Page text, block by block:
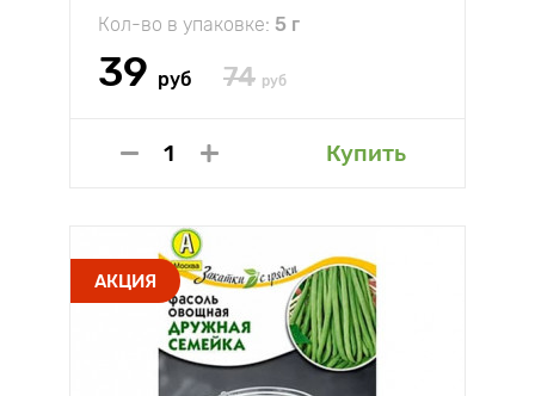
Кол-во в упаковке: 5 г
39 руб 74 руб
Купить
АКЦИЯ